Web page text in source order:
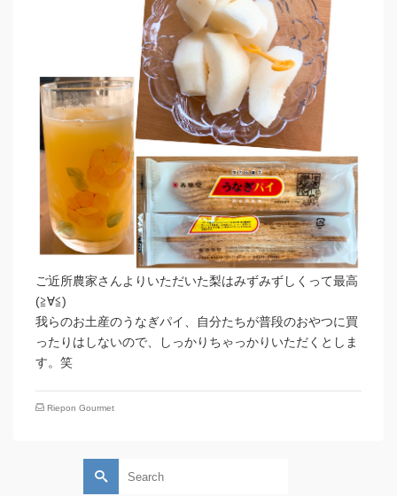
ご近所農家さんよりいただいた梨はみずみずしくって最高
(≧∀≦)
我らのお土産のうなぎパイ、自分たちが普段のおやつに買
ったりはしないので、しっかりちゃっかりいただくとしま
す。笑
Riepon Gourmet
Search
for: